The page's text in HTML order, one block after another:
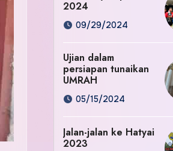
2024
09/29/2024
Ujian dalam
persiapan tunaikan
UMRAH
05/15/2024
Jalan-jalan ke Hatyai
2023